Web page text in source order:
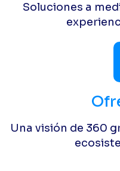
Soluciones a
Una visión de 360